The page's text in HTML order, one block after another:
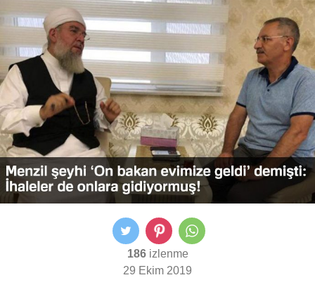
186izlenme
29 Ekim 2019